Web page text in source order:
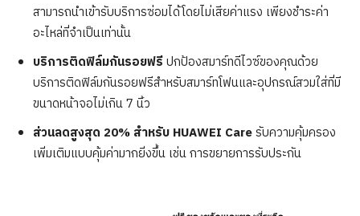
สามารถนำเข้ารับบริการซ่อมได้โดยไม่เสียค่าแรง เพียงชำระค่า
อะไหล่ที่จำเป็นเท่านั้น
บริการติดฟิล์มกันรอยฟรีปกป้องสมาร์ทดีไวซ์ของคุณด้วย
บริการติดฟิล์มกันรอยฟรีสำหรับสมาร์ทโฟนและอุปกรณ์สวมใส่ที่มี
ขนาดหน้าจอไม่เกิน 7 นิ้ว
ส่วนลดสูงสุด 20% สำหรับ HUAWEI Careรับความคุ้มครอง
เพิ่มเติมแบบคุ้มค่ามากยิ่งขึ้น เช่น การขยายการรับประกัน